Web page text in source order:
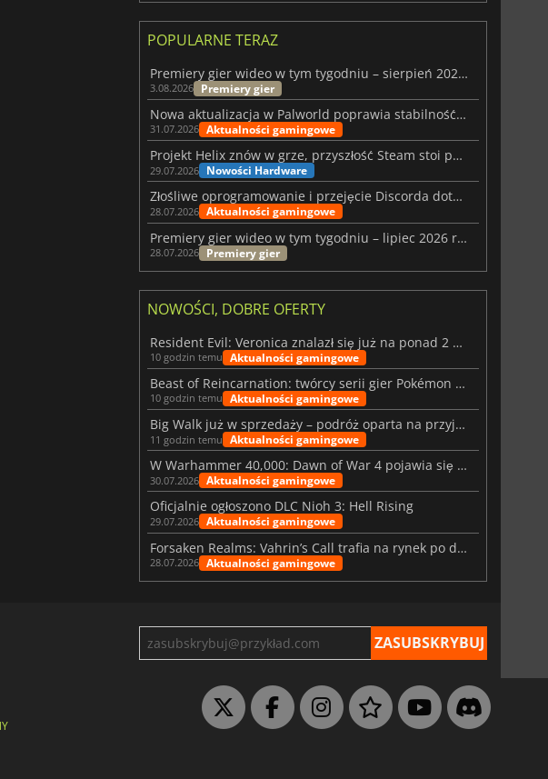
POPULARNE TERAZ
Premiery gier wideo w tym tygodniu – sierpień 2026 r. (32. tydzień)
3.08.2026 Premiery gier
Nowa aktualizacja w Palworld poprawia stabilność Sunreach i walk z bossami
31.07.2026 Aktualności gamingowe
Projekt Helix znów w grze, przyszłość Steam stoi pod znakiem zapytania
29.07.2026 Nowości Hardware
Złośliwe oprogramowanie i przejęcie Discorda dotknęły Meccha Chameleon
28.07.2026 Aktualności gamingowe
Premiery gier wideo w tym tygodniu – lipiec 2026 r. (tydzień 31)
28.07.2026 Premiery gier
NOWOŚCI, DOBRE OFERTY
Resident Evil: Veronica znalazł się już na ponad 2 milionach list życzeń
10 godzin temu Aktualności gamingowe
Beast of Reincarnation: twórcy serii gier Pokémon wkraczają na nową ścieżkę
10 godzin temu Aktualności gamingowe
Big Walk już w sprzedaży – podróż oparta na przyjaźni
11 godzin temu Aktualności gamingowe
W Warhammer 40,000: Dawn of War 4 pojawia się frakcja Nekronów
30.07.2026 Aktualności gamingowe
Oficjalnie ogłoszono DLC Nioh 3: Hell Rising
29.07.2026 Aktualności gamingowe
Forsaken Realms: Vahrin’s Call trafia na rynek po dziesięciu latach prac
28.07.2026 Aktualności gamingowe